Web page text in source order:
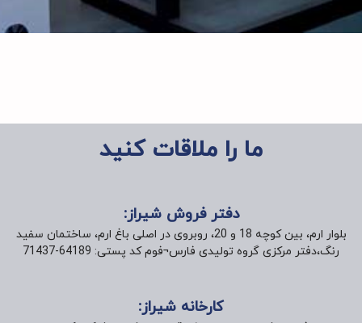
ما را ملاقات کنید
دفتر فروش شیراز:
بلوار ارم، بین کوچه 18 و 20، روبروی در اصلی باغ ارم، ساختمان سفید
رنگ،دفتر مرکزی گروه تولیدی فارس¬فوم کد پستی: 64189-71437
کارخانه شیراز: